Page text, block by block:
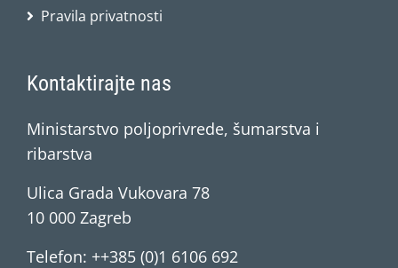
Pravila privatnosti
Kontaktirajte nas
Ministarstvo poljoprivrede, šumarstva i
ribarstva
Ulica Grada Vukovara 78
10 000 Zagreb
Telefon: ++385 (0)1 6106 692